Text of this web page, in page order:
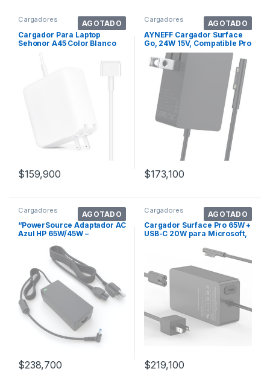
AGOTADO
Cargadores
Cargador Para Laptop
Sehonor A45 Color Blanco
$159,900
AGOTADO
Cargadores
AYNEFF Cargador Surface
Go, 24W 15V, Compatible Pro
6/5/4/3
$173,100
AGOTADO
Cargadores
“PowerSource Adaptador AC
Azul HP 65W/45W –
$238,700
AGOTADO
Cargadores
Cargador Surface Pro 65W +
USB-C 20W para Microsoft,
$219,100